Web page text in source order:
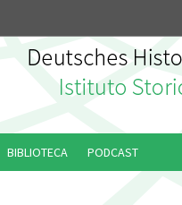
BIBLIOTECA PODCAST